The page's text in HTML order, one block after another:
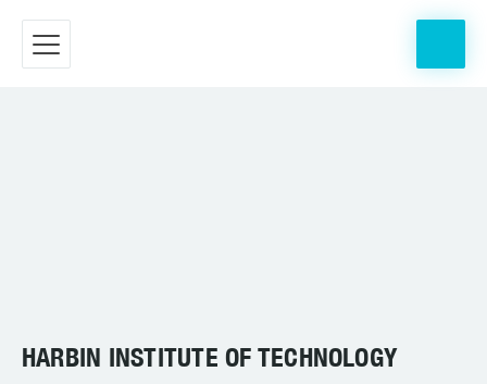
HARBIN INSTITUTE OF TECHNOLOGY